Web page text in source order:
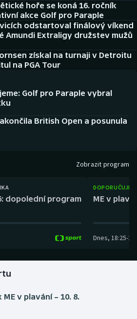
hoře se koná 16. ročník
akce Golf pro Paraple
odstartoval finálový víkend
Amundi Extraligy družstev mužů
získal na turnaji v Detroitu
na PGA Tour
Golf pro Paraple vybral
British Open a posunula
Zobrazit program
dopolední program ME v
Dnes, 18:25-
ME v plavání – 10. 8.